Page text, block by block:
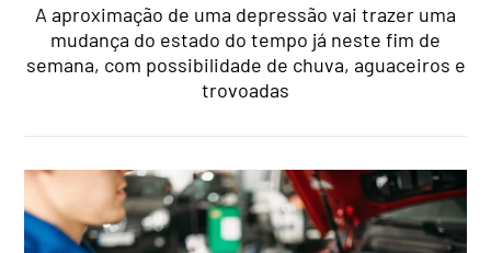
A aproximação de uma depressão vai trazer uma
mudança do estado do tempo já neste fim de
semana, com possibilidade de chuva, aguaceiros e
trovoadas